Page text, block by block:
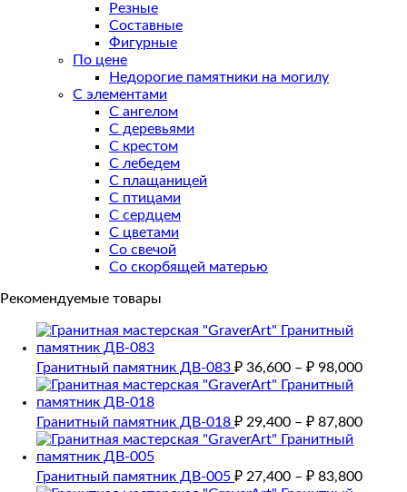
Резные
Составные
Фигурные
По цене
Недорогие памятники на могилу
С элементами
С ангелом
С деревьями
С крестом
С лебедем
С плащаницей
С птицами
С сердцем
С цветами
Со свечой
Со скорбящей матерью
Рекомендуемые товары
Гранитный памятник ДВ-083 ₽ 36,600 – ₽ 98,000
Гранитный памятник ДВ-018 ₽ 29,400 – ₽ 87,800
Гранитный памятник ДВ-005 ₽ 27,400 – ₽ 83,800